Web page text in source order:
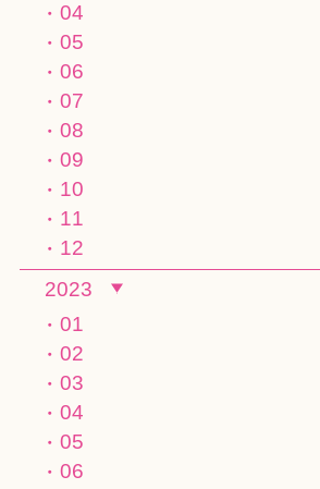
04
05
06
07
08
09
10
11
12
2023
01
02
03
04
05
06